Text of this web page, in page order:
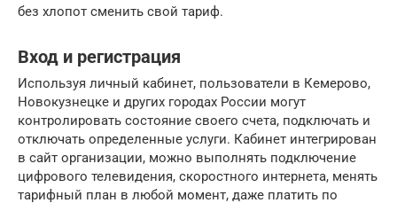
без хлопот сменить свой тариф.
Вход и регистрация
Используя личный кабинет, пользователи в Кемерово,
Новокузнецке и других городах России могут
контролировать состояние своего счета, подключать и
отключать определенные услуги. Кабинет интегрирован
в сайт организации, можно выполнять подключение
цифрового телевидения, скоростного интернета, менять
тарифный план в любой момент, даже платить по